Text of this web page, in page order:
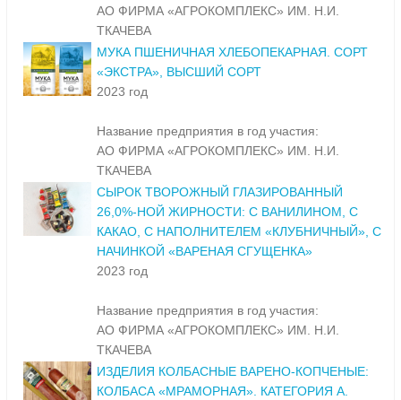
АО ФИРМА «АГРОКОМПЛЕКС» ИМ. Н.И.
ТКАЧЕВА
МУКА ПШЕНИЧНАЯ ХЛЕБОПЕКАРНАЯ. СОРТ
«ЭКСТРА», ВЫСШИЙ СОРТ
2023 год
Название предприятия в год участия:
АО ФИРМА «АГРОКОМПЛЕКС» ИМ. Н.И.
ТКАЧЕВА
СЫРОК ТВОРОЖНЫЙ ГЛАЗИРОВАННЫЙ
26,0%-НОЙ ЖИРНОСТИ: С ВАНИЛИНОМ, С
КАКАО, С НАПОЛНИТЕЛЕМ «КЛУБНИЧНЫЙ», С
НАЧИНКОЙ «ВАРЕНАЯ СГУЩЕНКА»
2023 год
Название предприятия в год участия:
АО ФИРМА «АГРОКОМПЛЕКС» ИМ. Н.И.
ТКАЧЕВА
ИЗДЕЛИЯ КОЛБАСНЫЕ ВАРЕНО-КОПЧЕНЫЕ:
КОЛБАСА «МРАМОРНАЯ». КАТЕГОРИЯ А.